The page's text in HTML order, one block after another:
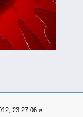
23:27:06 »